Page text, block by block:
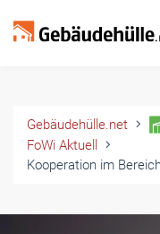
Gebäudehülle.net
FoWi Aktuell
Kooperation im